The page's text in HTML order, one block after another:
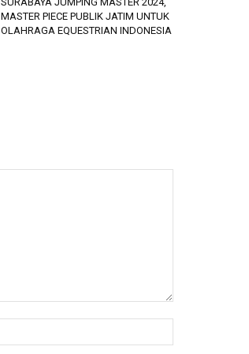
MASTER PIECE PUBLIK JATIM UNTUK
OLAHRAGA EQUESTRIAN INDONESIA